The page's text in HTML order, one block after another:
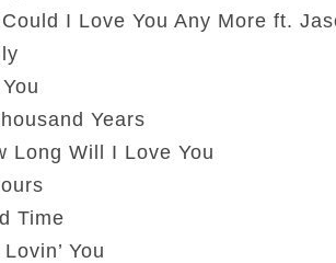
I Love You Any More ft.
Years
Long Will I Love You
Time
You